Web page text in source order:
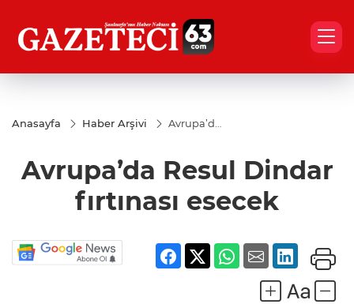
Anasayfa Haber Arşivi
Avrupa’da
fırtınası
esecek
Avrupa’da Resul Dindar
fırtınası esecek